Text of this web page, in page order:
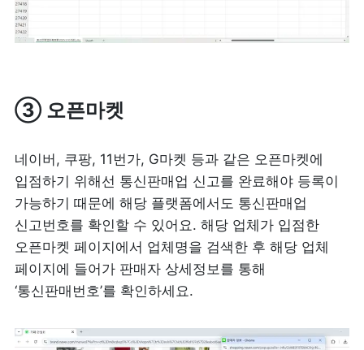
③ 오픈마켓
네이버, 쿠팡, 11번가, G마켓 등과 같은 오픈마켓에
입점하기 위해선 통신판매업 신고를 완료해야 등록이
가능하기 때문에 해당 플랫폼에서도 통신판매업
신고번호를 확인할 수 있어요. 해당 업체가 입점한
오픈마켓 페이지에서 업체명을 검색한 후 해당 업체
페이지에 들어가 판매자 상세정보를 통해
‘통신판매번호’를 확인하세요.